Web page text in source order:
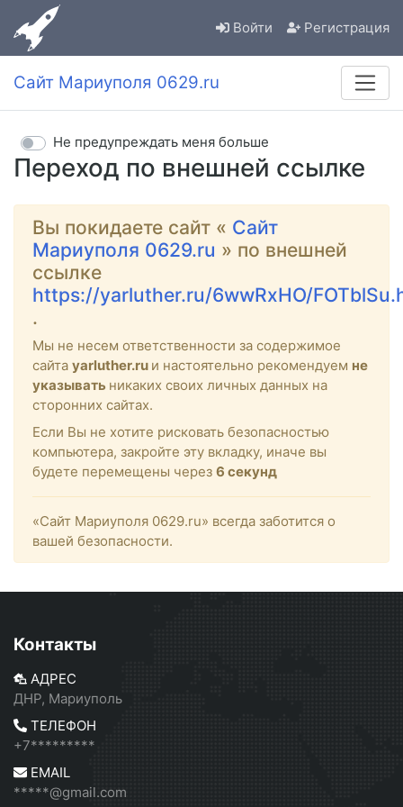
Войти Регистрация
Сайт Мариуполя 0629.ru
Переход по внешней ссылке
Не предупреждать меня больше
Вы покидаете сайт « Сайт
Мариуполя 0629.ru » по внешней
ссылке
https://yarluther.ru/6wwRxHO/
.
Мы не несем ответственности за содержимое
сайта yarluther.ru и настоятельно рекомендуем не
указывать никаких своих личных данных на
сторонних сайтах.
Если Вы не хотите рисковать безопасностью
компьютера, закройте эту вкладку, иначе вы
будете перемещены через 6 секунд
«Сайт Мариуполя 0629.ru» всегда заботится о
вашей безопасности.
Контакты
АДРЕС
ДНР, Мариуполь
ТЕЛЕФОН
+7*********
EMAIL
*****@gmail.com